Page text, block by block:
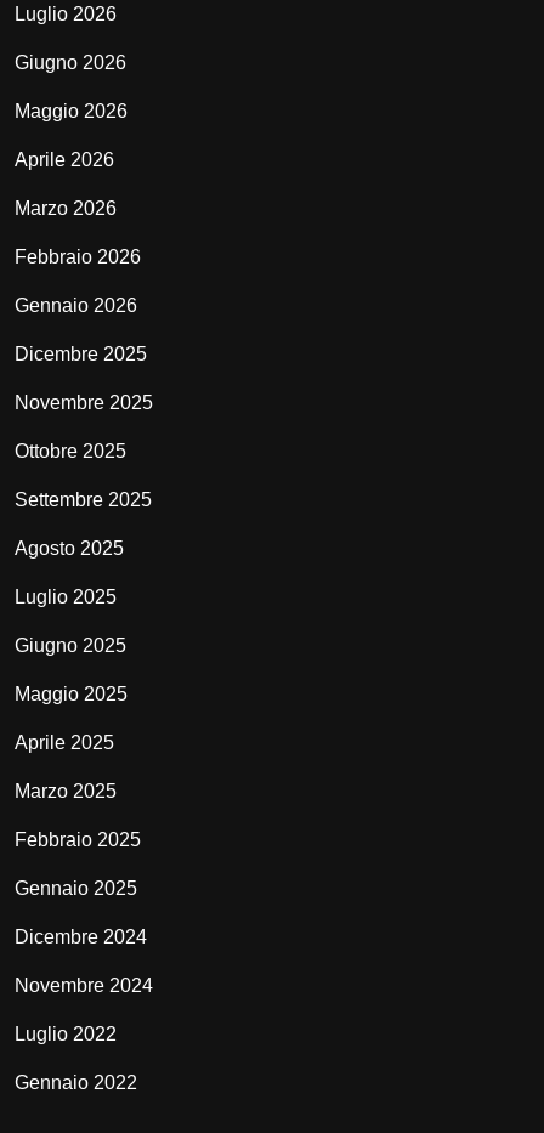
Luglio 2026
Giugno 2026
Maggio 2026
Aprile 2026
Marzo 2026
Febbraio 2026
Gennaio 2026
Dicembre 2025
Novembre 2025
Ottobre 2025
Settembre 2025
Agosto 2025
Luglio 2025
Giugno 2025
Maggio 2025
Aprile 2025
Marzo 2025
Febbraio 2025
Gennaio 2025
Dicembre 2024
Novembre 2024
Luglio 2022
Gennaio 2022